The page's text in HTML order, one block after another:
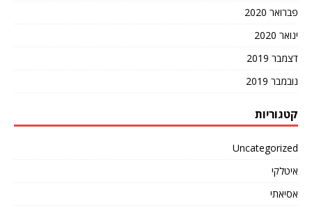
פברואר 2020
ינואר 2020
דצמבר 2019
נובמבר 2019
קטגוריות
Uncategorized
איטלקי
אסיאתי